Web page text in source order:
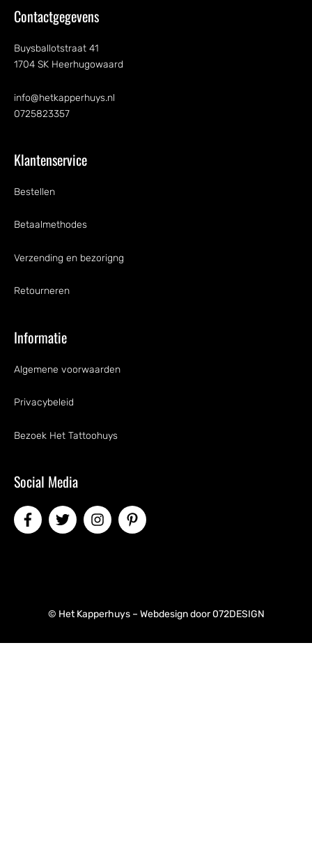
Contactgegevens
Buysballotstraat 41
1704 SK Heerhugowaard
info@hetkapperhuys.nl
0725823357
Klantenservice
Bestellen
Betaalmethodes
Verzending en bezorigng
Retourneren
Informatie
Algemene voorwaarden
Privacybeleid
Bezoek Het Tattoohuys
Social Media
© Het Kapperhuys – Webdesign door072DESIGN